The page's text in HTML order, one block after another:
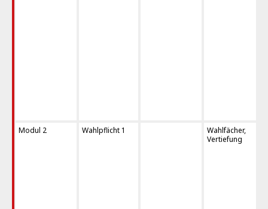
Modul 2 Wahlpflicht 1
Wahlfächer,
Vertiefung